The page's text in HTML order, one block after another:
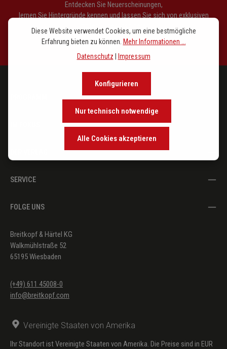
Entdecken Sie Neuerscheinungen,
lernen Sie Hintergründe kennen und lassen Sie sich von exklusiven
Empfehlungen inspirieren.
SERVICE
FOLGE UNS
Breitkopf & Härtel KG
Walkmühlstraße 52
65195 Wiesbaden
(+49) 611 45008-0
info@breitkopf.com
Vereinigte Staaten von Amerika
Ihr Standort ist Vereinigte Staaten von Amerika. Die Preise sind in EUR
Diese Website verwendet Cookies, um eine bestmögliche
Erfahrung bieten zu können. Mehr Informationen ...
Datenschutz | Impressum
Nur technisch notwendige
Konfigurieren
Alle Cookies akzeptieren